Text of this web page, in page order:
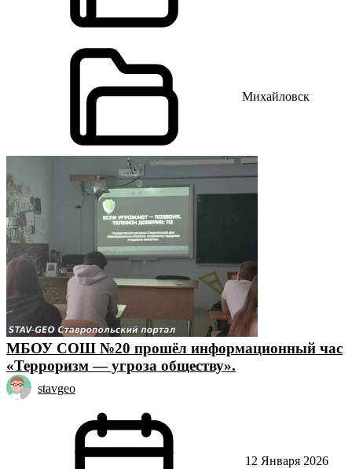
Михайловск
МБОУ СОШ №20 прошёл информационный час
«Терроризм — угроза обществу».
stavgeo
12 Января 2026